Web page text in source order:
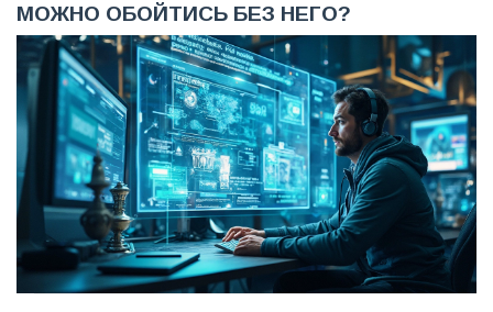
МОЖНО ОБОЙТИСЬ БЕЗ НЕГО?